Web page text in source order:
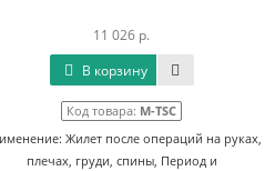
11 026 р.
В корзину
Код товара: M-TSC
Жилет после операций на руках,
плечах, груди, спины, Период и